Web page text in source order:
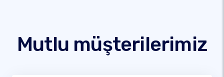
Mutlu müşterilerimiz